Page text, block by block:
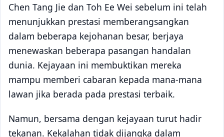
Chen Tang Jie dan Toh Ee Wei sebelum ini telah
menunjukkan prestasi memberangsangkan
dalam beberapa kejohanan besar, berjaya
menewaskan beberapa pasangan handalan
dunia. Kejayaan ini membuktikan mereka
mampu memberi cabaran kepada mana-mana
lawan jika berada pada prestasi terbaik.
Namun, bersama dengan kejayaan turut hadir
tekanan. Kekalahan tidak dijangka dalam